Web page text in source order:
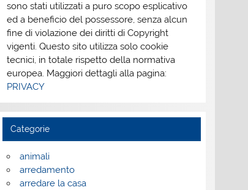
sono stati utilizzati a puro scopo esplicativo
ed a beneficio del possessore, senza alcun
fine di violazione dei diritti di Copyright
vigenti. Questo sito utilizza solo cookie
tecnici, in totale rispetto della normativa
europea. Maggiori dettagli alla pagina:
PRIVACY
Categorie
animali
arredamento
arredare la casa